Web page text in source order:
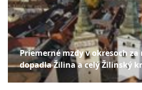
Priemerné mzdy v okresoch za
dopadla Žilina a celý Žilinský